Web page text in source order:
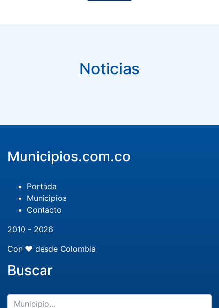
Noticias
Municipios.com.co
Portada
Municipios
Contacto
2010 - 2026
Con ❤️ desde Colombia
Buscar